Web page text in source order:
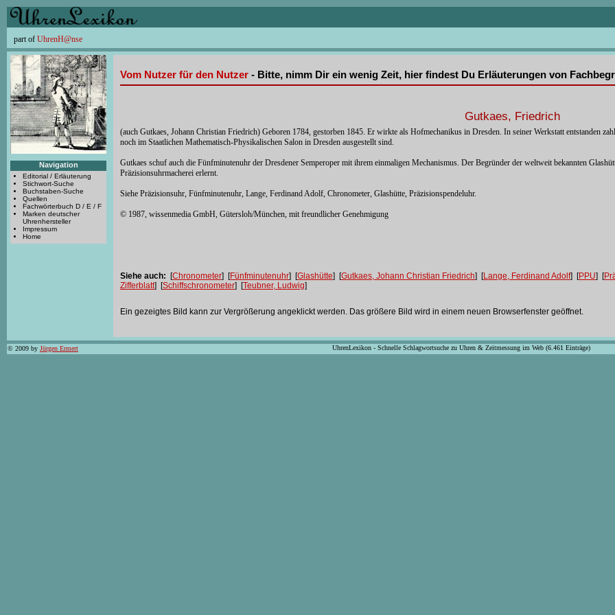
part of UhrenH@nse
Navigation
Editorial / Erläuterung
Stichwort-Suche
Buchstaben-Suche
Quellen
Fachwörterbuch D / E / F
Marken deutscher
Uhrenhersteller
Impressum
Home
Vom Nutzer für den Nutzer - Bitte, nimm Dir ein wenig Zeit, hier findest Du Erläuterungen von
Gutkaes, Friedrich
(auch Gutkaes, Johann Christian Friedrich) Geboren 1784, gestorben 1845. Er wirkte als Hofmechanikus in Dresden. In seiner Werkstatt entstanden
noch im Staatlichen Mathematisch-Physikalischen Salon in Dresden ausgestellt sind.
Gutkaes schuf auch die Fünfminutenuhr der Dresdener Semperoper mit ihrem einmaligen Mechanismus. Der Begründer der weltweit bekannten
Präzisionsuhrmacherei erlernt.
Siehe Präzisionsuhr, Fünfminutenuhr, Lange, Ferdinand Adolf, Chronometer, Glashütte, Präzisionspendeluhr.
© 1987, wissenmedia GmbH, Gütersloh/München, mit freundlicher Genehmigung
Siehe auch: [Chronometer] [Fünfminutenuhr] [Glashütte] [Gutkaes, Johann Christian Friedrich] [Lange, Ferdinand Adolf] [PPU] [
Zifferblatt] [Schiffschronometer] [Teubner, Ludwig]
Ein gezeigtes Bild kann zur Vergrößerung angeklickt werden. Das größere Bild wird in einem neuen Browserfenster geöffnet.
© 2009 by Jürgen Ermert UhrenLexikon - Schnelle Schlagwortsuche zu Uhren & Zeitmessung im Web (6.461 Einträge)